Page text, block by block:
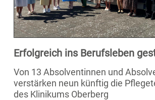
Erfolgreich ins Berufsleben
Von 13 Absolventinnen und
verstärken neun künftig die
des Klinikums Oberberg